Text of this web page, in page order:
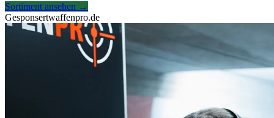
Sortiment ansehen →
Gesponsertwaffenpro.de